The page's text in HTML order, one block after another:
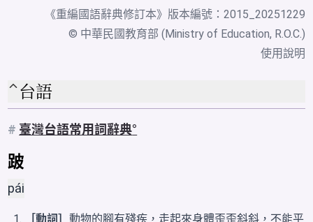
《重編國語辭典修訂本》版本編號：2015_20251229
© 中華民國教育部 (Ministry of Education, R.O.C.)
使用說明
台語
# 臺灣台語常用詞辭典
跛
pái
［動詞］動物的腳有殘疾，走起來身體歪歪斜斜，不能平